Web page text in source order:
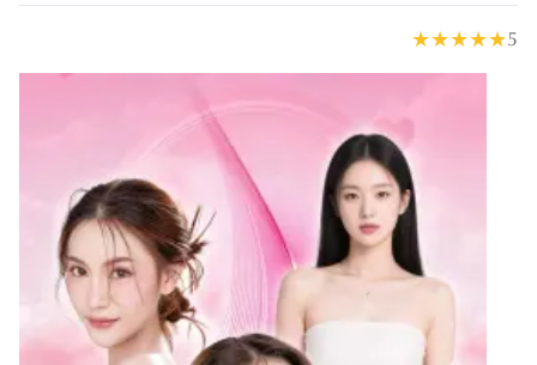
★★★★★5